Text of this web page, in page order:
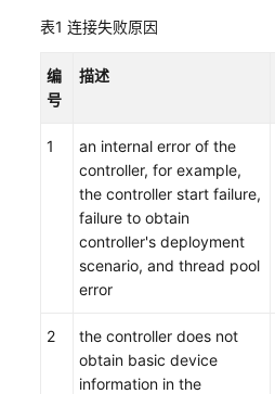
务
表1 连接失败原因
编
号
描述
1
an internal error of the
controller, for example,
the controller start failure,
failure to obtain
controller's deployment
scenario, and thread pool
error
2
the controller does not
obtain basic device
information in the